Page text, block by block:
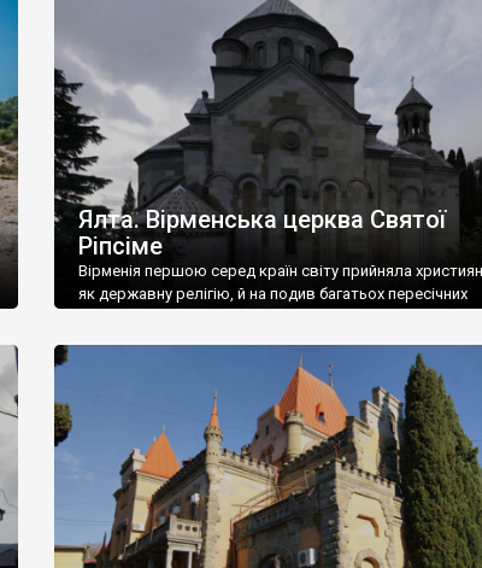
називаються «повстяками» (postaki)…” “Вино. Крим
виробляє відмінне вино і його вдосталь: воно все
легке біле і дуже […]
Ялта. Вірменська церква Святої
Ріпсіме
Вірменія першою серед країн світу прийняла
як державну релігію, й на подив багатьох пересічних